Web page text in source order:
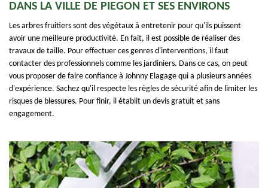
DANS LA VILLE DE PIEGON ET SES ENVIRONS
Les arbres fruitiers sont des végétaux à entretenir pour qu'ils puissent
avoir une meilleure productivité. En fait, il est possible de réaliser des
travaux de taille. Pour effectuer ces genres d'interventions, il faut
contacter des professionnels comme les jardiniers. Dans ce cas, on peut
vous proposer de faire confiance à Johnny Elagage qui a plusieurs années
d'expérience. Sachez qu'il respecte les règles de sécurité afin de limiter les
risques de blessures. Pour finir, il établit un devis gratuit et sans
engagement.